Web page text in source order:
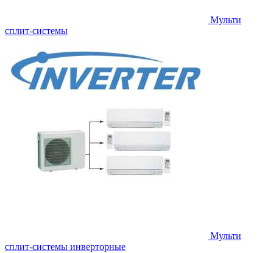
Мульти
сплит-системы
Мульти
сплит-системы инверторные